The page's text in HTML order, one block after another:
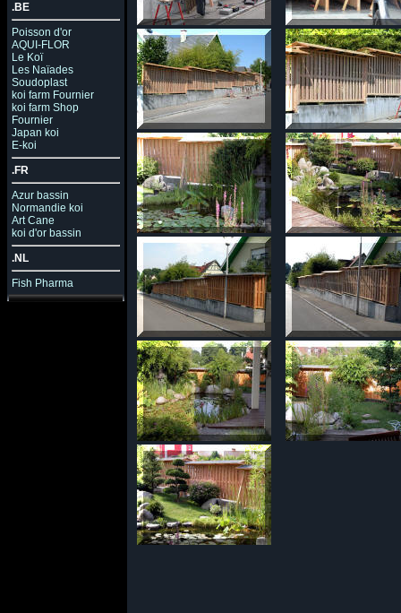
.BE
Poisson d'or
AQUI-FLOR
Le Koï
Les Naïades
Soudoplast
koi farm Fournier
koi farm Shop
Fournier
Japan koi
E-koi
.FR
Azur bassin
Normandie koi
Art Cane
koi d'or bassin
.NL
Fish Pharma